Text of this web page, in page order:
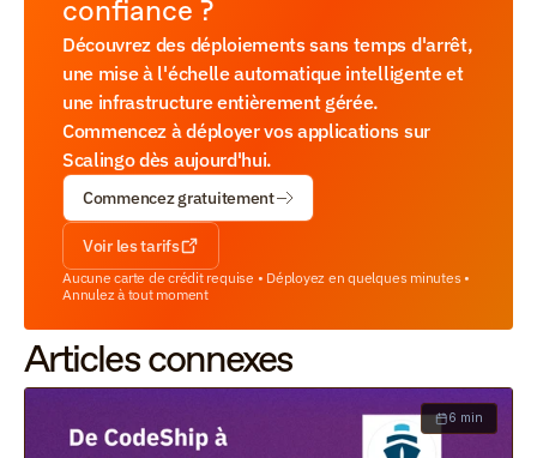
confiance ?
Découvrez des déploiements sans temps d'arrêt,
une mise à l'échelle automatique intelligente et
une infrastructure entièrement gérée.
Commencez à déployer vos applications sur
Scalingo dès aujourd'hui.
Commencez gratuitement
Voir les tarifs
Aucune carte de crédit requise • Déployez en quelques minutes •
Annulez à tout moment
Articles connexes
6 min